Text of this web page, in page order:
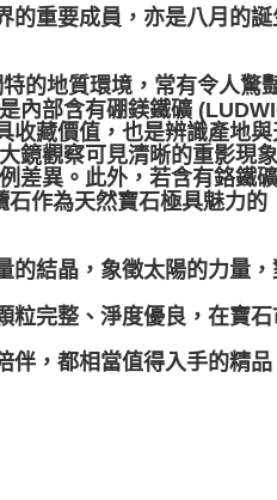
重要成員，亦是八月的誕
的地質環境，常有令人驚
內部含有硼鎂鐵礦
藏價值，也是辨識產地與
鏡觀察可見清晰的重影現象
差異。此外，若含有鉻鐵
作為天然寶石極具魅力的
結晶，象徵太陽的力量
完整、淨度優良，在寶
伴，都相當值得入手的精品